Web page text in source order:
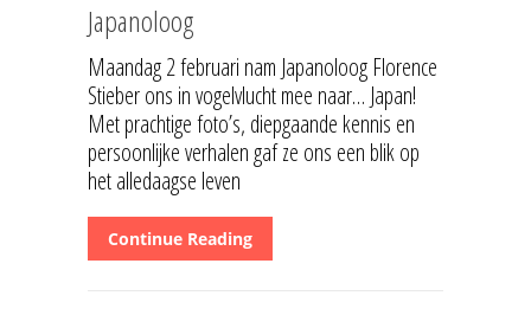
Japanoloog
Maandag 2 februari nam Japanoloog Florence
Stieber ons in vogelvlucht mee naar… Japan!
Met prachtige foto’s, diepgaande kennis en
persoonlijke verhalen gaf ze ons een blik op
het alledaagse leven
Continue Reading